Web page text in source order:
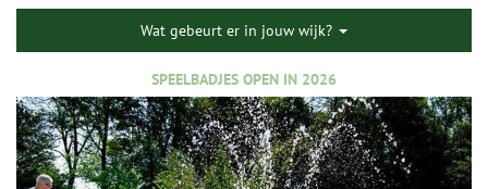
Wat gebeurt er in jouw wijk?
SPEELBADJES OPEN IN 2026